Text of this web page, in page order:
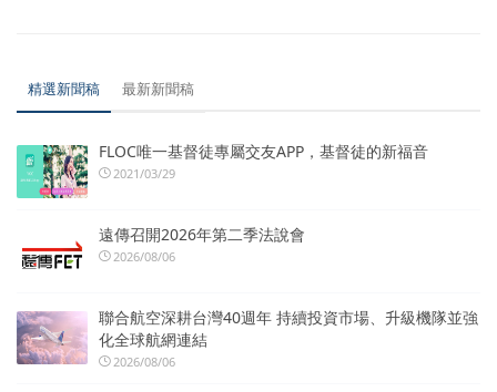
精選新聞稿 最新新聞稿
FLOC唯一基督徒專屬交友APP，基督徒的新福音
2021/03/29
遠傳召開2026年第二季法說會
2026/08/06
聯合航空深耕台灣40週年 持續投資市場、升級機隊並強
化全球航網連結
2026/08/06